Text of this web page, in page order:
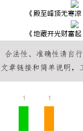
《殿至峰顶无
《地藏开光财
1 1